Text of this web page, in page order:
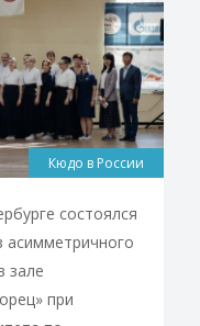
Кюдо в России
состоялся
зале
при